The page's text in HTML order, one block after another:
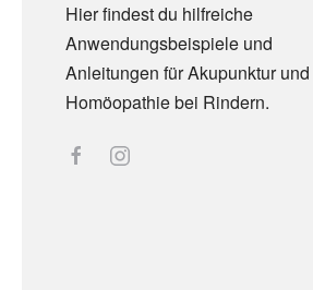
Hier findest du hilfreiche
Anwendungsbeispiele und
Anleitungen für Akupunktur und
Homöopathie bei Rindern.